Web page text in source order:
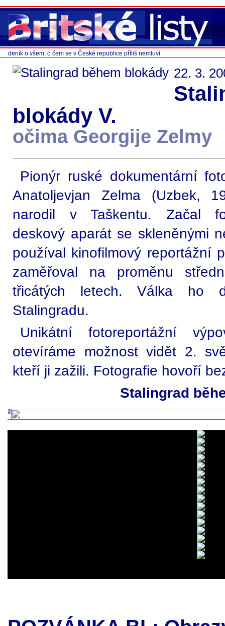
deník o všem, o čem se v České republice příliš nemluví
22. 3.
blokády V.
očima Georgije Zelmy
Pionýr ruské dokumentární
Anatoljevjan Zelma (Uzbek,
narodil v Taškentu. Začal
deskový aparát se skleněnými
používal kinofilmový reportážní
zaměřoval na proměnu
třicátých letech. Válka ho
Stalingradu.
Unikátní fotoreportážní
otevíráme možnost vidět 2.
kteří ji zažili. Fotografie hovoří
Stalingrad